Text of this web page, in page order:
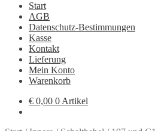
Start
AGB
Datenschutz-Bestimmungen
Kasse
Kontakt
Lieferung
Mein Konto
Warenkorb
€ 0,00 0 Artikel